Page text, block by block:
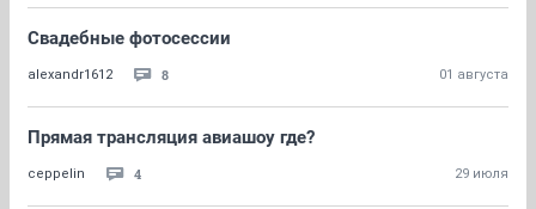
Свадебные фотосессии
alexandr1612 8 01 августа
Прямая трансляция авиашоу где?
ceppelin 4 29 июля